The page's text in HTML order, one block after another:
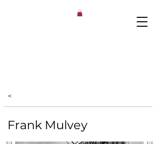
<
Frank Mulvey